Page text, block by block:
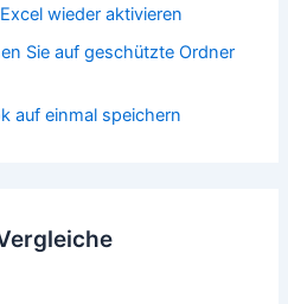
wieder aktivieren
Sie auf geschützte Ordner
auf einmal speichern